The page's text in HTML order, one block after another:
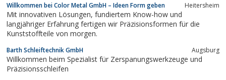
Willkommen bei Color Metal GmbH – Ideen Form geben Heitersheim
Mit innovativen Lösungen, fundiertem Know-how und
langjähriger Erfahrung fertigen wir Präzisionsformen für die
Kunststoffteile von morgen.
Barth Schleiftechnik GmbH Augsburg
Willkommen beim Spezialist für Zerspanungswerkzeuge und
Präzisionsschleifen